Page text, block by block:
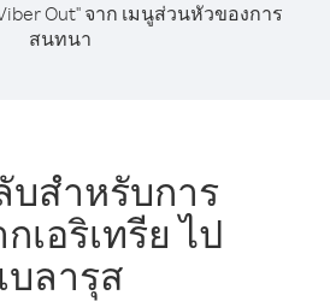
Out" จาก เมนูส่วนหัวของการ
สนทนา
บสำหรับการ
เอริเทรีย ไป
เบลารุส